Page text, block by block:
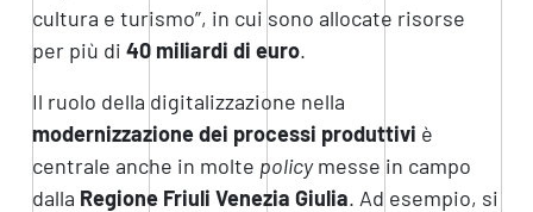
cultura e turismo”, in cui sono allocate risorse
per più di 40 miliardi di euro.
Il ruolo della digitalizzazione nella
modernizzazione dei processi produttivi è
centrale anche in molte policymesse in campo
dalla Regione Friuli Venezia Giulia. Ad esempio, si